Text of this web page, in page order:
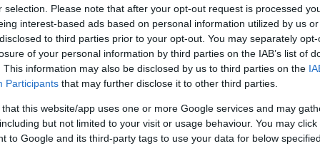
selection. Please note that after your opt-out request is processed
interest-based ads based on personal information utilized by us
to third parties prior to your opt-out. You may separately
of your personal information by third parties on the IAB’s list of
This information may also be disclosed by us to third parties on the
Participants that may further disclose it to other third parties.
that this website/app uses one or more Google services and may
but not limited to your visit or usage behaviour. You may
to Google and its third-party tags to use your data for below
και ο πρίγκιπας Γουίλιαμκαι τα παιδιά
οικογένειάς τους, ενώ υπενθυμίζεται
και στοβίντεομέσω του
τις χημειοθεραπείες της το